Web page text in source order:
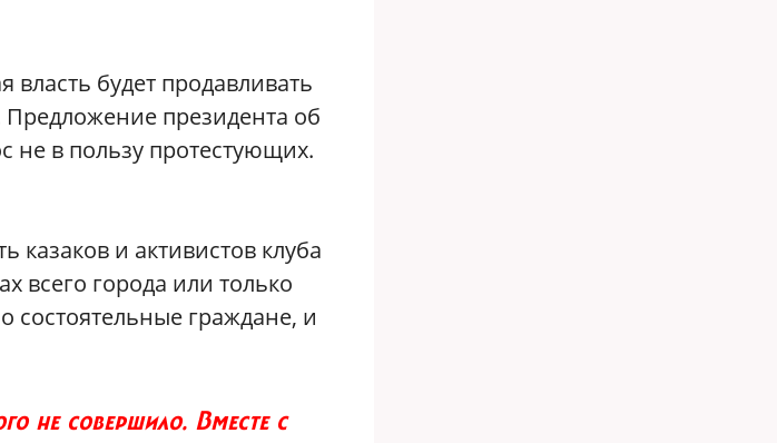
власть будет продавливать
Предложение президента об
не в пользу протестующих.
и активистов клуба
всего города или только
состоятельные граждане, и
не совершило. Вместе с